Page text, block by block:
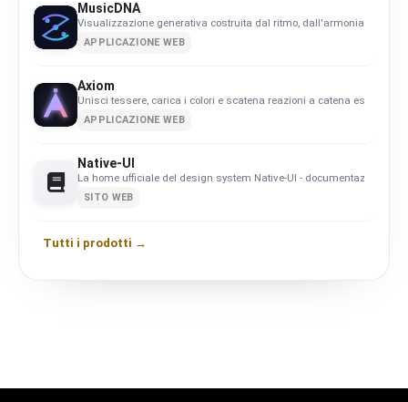
MusicDNA
Visualizzazione generativa costruita dal ritmo, dall'armonia e dalla
APPLICAZIONE WEB
Axiom
Unisci tessere, carica i colori e scatena reazioni a catena esplosive.
APPLICAZIONE WEB
Native-UI
La home ufficiale del design system Native-UI - documentazione,
SITO WEB
Tutti i prodotti →